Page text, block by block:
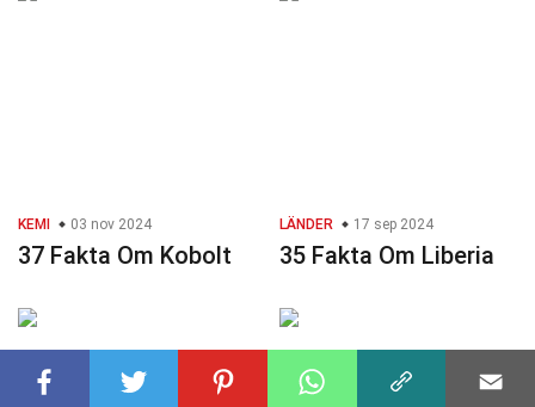
KEMI 03 nov 2024
37 Fakta Om Kobolt
LÄNDER 17 sep 2024
35 Fakta Om Liberia